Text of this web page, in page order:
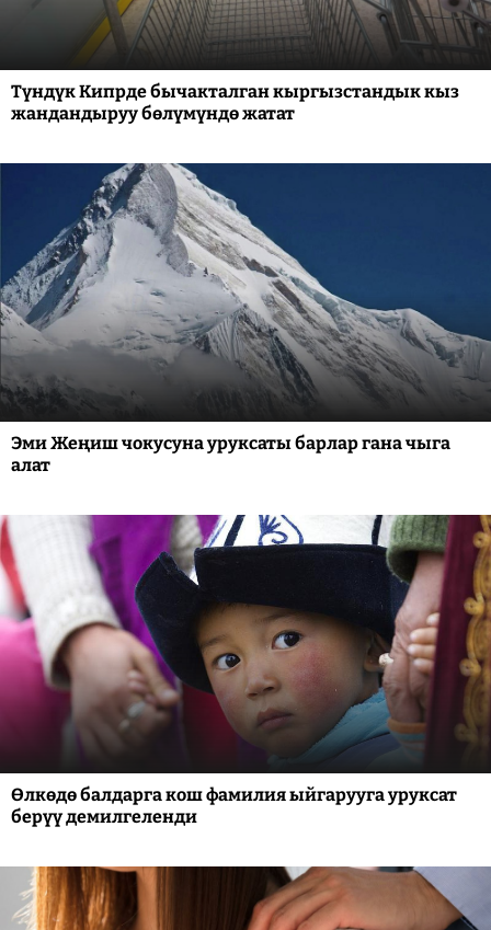
Түндүк Кипрде бычакталган кыргызстандык кыз
жандандыруу бөлүмүндө жатат
Эми Жеңиш чокусуна уруксаты барлар гана чыга
алат
Өлкөдө балдарга кош фамилия ыйгарууга уруксат
берүү демилгеленди